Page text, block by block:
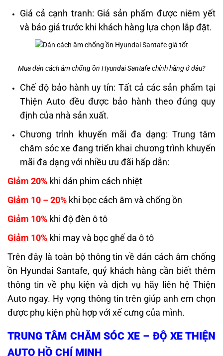
Giá cả cạnh tranh: Giá sản phẩm được niêm yết
và báo giá trước khi khách hàng lựa chọn lắp đặt.
Mua dán cách âm chống ồn Hyundai Santafe chính hãng ở đâu?
Chế độ bảo hành uy tín: Tất cả các sản phẩm tại
Thiện Auto đều được bảo hành theo đúng quy
định của nhà sản xuất.
Chương trình khuyến mãi đa dạng: Trung tâm
chăm sóc xe đang triển khai chương trình khuyến
mãi đa dạng với nhiều ưu đãi hấp dẫn:
Giảm 20% khi dán phim cách nhiệt
Giảm 10 – 20% khi bọc cách âm và chống ồn
Giảm 10% khi độ đèn ô tô
Giảm 10% khi may và bọc ghế da ô tô
Trên đây là toàn bộ thông tin vềdán cách âm chống
ồn Hyundai Santafe, quý khách hàng cần biết thêm
thông tin về phụ kiện và dịch vụ hãy liên hệ Thiện
Auto ngay. Hy vọng thông tin trên giúp anh em chọn
được phụ kiện phù hợp với xế cưng của mình.
TRUNG TÂM CHĂM SÓC XE – ĐỘ XE THIỆN
AUTO HỒ CHÍ MINH